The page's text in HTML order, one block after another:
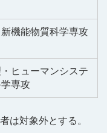
機能物質科学専攻
ヒューマンシステ
学専攻
は対象外とする。